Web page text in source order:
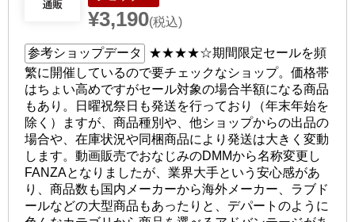
¥3,190(税込)
参考ショップデータ ★★★★☆期間限定セールを頻
繁に開催しているので要チェックなショップ。価格帯
はちょい高めですがセール対象の場合半額になる商品
もあり。日曜祝祭日も発送を行っており（年末年始を
除く）ますが、商品種別や、他ショップからの出品の
場合や、在庫状況や同梱商品により発送は大きく変動
します。動画販売でおなじみのDMMから名称変更し
FANZAとなりましたが、業界大手という安心感があ
り、商品数も国内メーカーから海外メーカー、ラブド
ールなどの大型商品もあったりと、デパートのように